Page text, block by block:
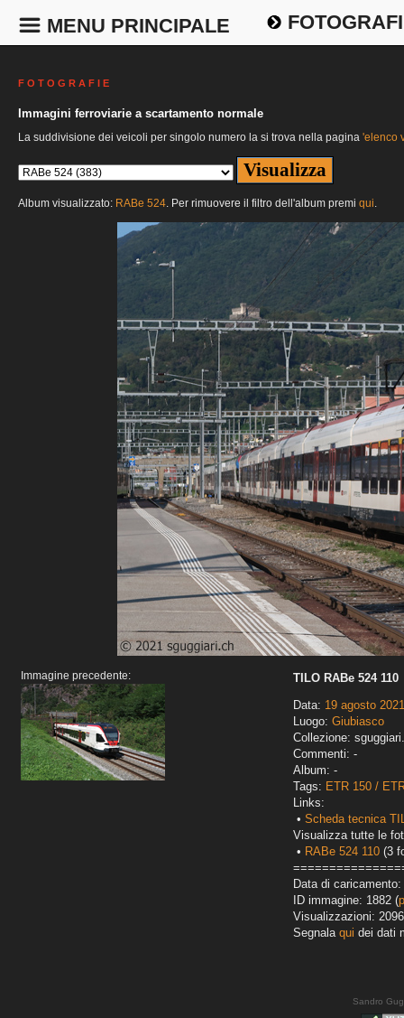
MENU PRINCIPALE
F O T O G R A F I E
Immagini ferroviarie a scartamento normale
La suddivisione dei veicoli per singolo numero la si trova nella pagina 'elenco
Album visualizzato: RABe 524. Per rimuovere il filtro dell'album premi qui.
Immagine precedente:
TILO RABe 524 110
Data: 19 agosto 2021
Luogo: Giubiasco
Collezione:
Commenti: -
Album: -
Tags: ETR 150 /
Links:
• Scheda tecnica
Visualizza tutte le
• RABe 524 110 (3
Data di
ID immagine: 1882 (
Visualizzazioni: 2096
Segnala qui dei dati
Sandro